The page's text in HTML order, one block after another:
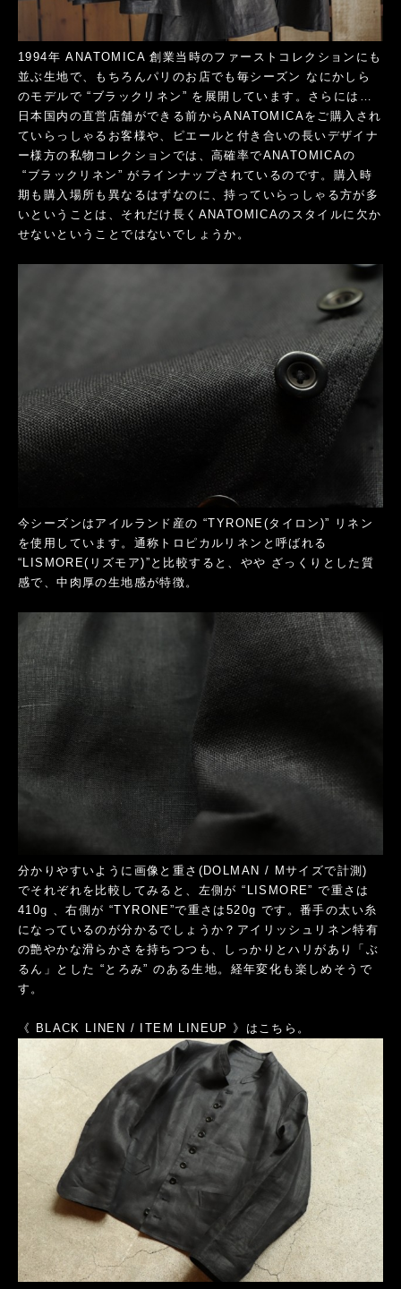
1994年 ANATOMICA 創業当時のファーストコレクションにも
並ぶ生地で、もちろんパリのお店でも毎シーズン なにかしら
のモデルで “ブラックリネン” を展開しています。さらには…
日本国内の直営店舗ができる前からANATOMICAをご購入され
ていらっしゃるお客様や、ピエールと付き合いの長いデザイナ
ー様方の私物コレクションでは、高確率でANATOMICAの
“ブラックリネン” がラインナップされているのです。購入時
期も購入場所も異なるはずなのに、持っていらっしゃる方が多
いということは、それだけ長くANATOMICAのスタイルに欠か
せないということではないでしょうか。
今シーズンはアイルランド産の “TYRONE(タイロン)” リネン
を使用しています。通称トロピカルリネンと呼ばれる
“LISMORE(リズモア)”と比較すると、やや ざっくりとした質
感で、中肉厚の生地感が特徴。
分かりやすいように画像と重さ(DOLMAN / Mサイズで計測)
でそれぞれを比較してみると、左側が “LISMORE” で重さは
410g 、右側が “TYRONE”で重さは520g です。番手の太い糸
になっているのが分かるでしょうか？アイリッシュリネン特有
の艶やかな滑らかさを持ちつつも、しっかりとハリがあり「ぶ
るん」とした “とろみ” のある生地。経年変化も楽しめそうで
す。
《 BLACK LINEN / ITEM LINEUP 》はこちら。